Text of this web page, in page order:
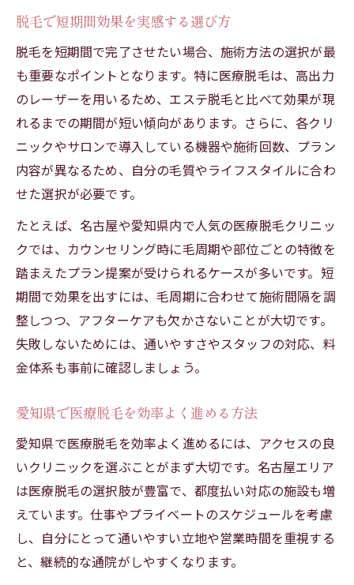
仕事帰りでも通える脱毛プランの選択肢
医療脱毛でスピーディに仕上げる方法
都度払い対応で柔軟な脱毛スケジュール
短期間で実感できる脱毛効果のポイント
医療脱毛を短期間で完了する秘訣とは
医療脱毛を短期間で終わらせる工夫
ジェントルマックスプロの特徴と効果
蓄熱式と熱破壊式脱毛の違いと選び方
毛周期を意識した施術間隔の最適化
VIO医療脱毛のリスクと正しい知識
脱毛なら愛知県で理想の肌を目指すチャンス
愛知県で脱毛するメリットと特徴
自分に合う脱毛方法の見極め方
短期間で理想の肌を目指すポイント
メンズ脱毛クリニック選びのコツ
痛みやリスクを抑えた脱毛の進め方
短期集中で脱毛効果を実感する方法
短期間で最大限の脱毛効果を得るコツ
毛周期を考慮した脱毛スケジュール
医療脱毛の熱破壊式でスピード実感
都度払いで無理なく続く脱毛体験
脱毛で短期間効果を実感する選び方
脱毛を短期間で完了させたい場合、施術方法の選択が最
も重要なポイントとなります。特に医療脱毛は、高出力
のレーザーを用いるため、エステ脱毛と比べて効果が現
れるまでの期間が短い傾向があります。さらに、各クリ
ニックやサロンで導入している機器や施術回数、プラン
内容が異なるため、自分の毛質やライフスタイルに合わ
せた選択が必要です。
たとえば、名古屋や愛知県内で人気の医療脱毛クリニッ
クでは、カウンセリング時に毛周期や部位ごとの特徴を
踏まえたプラン提案が受けられるケースが多いです。短
期間で効果を出すには、毛周期に合わせて施術間隔を調
整しつつ、アフターケアも欠かさないことが大切です。
失敗しないためには、通いやすさやスタッフの対応、料
金体系も事前に確認しましょう。
愛知県で医療脱毛を効率よく進める方法
愛知県で医療脱毛を効率よく進めるには、アクセスの良
いクリニックを選ぶことがまず大切です。名古屋エリア
は医療脱毛の選択肢が豊富で、都度払い対応の施設も増
えています。仕事やプライベートのスケジュールを考慮
し、自分にとって通いやすい立地や営業時間を重視する
と、継続的な通院がしやすくなります。